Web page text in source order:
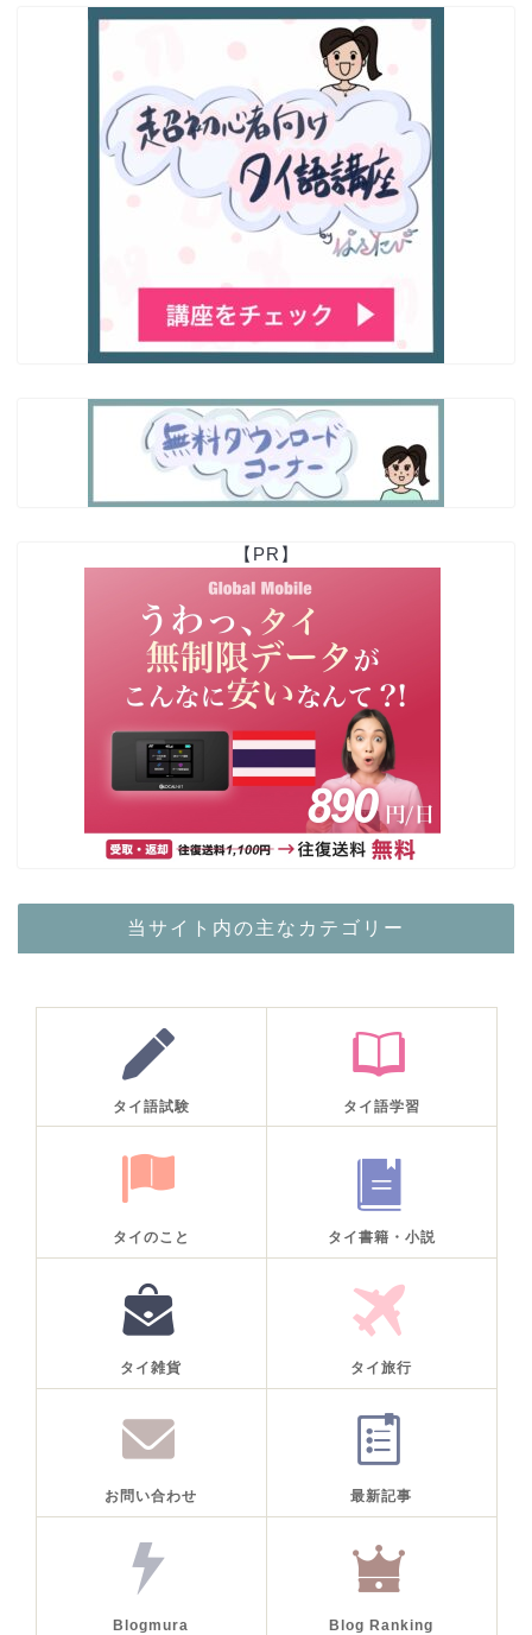
【PR】
当サイト内の主なカテゴリー
タイ語試験 タイ語学習
タイのこと タイ書籍・小説
タイ雑貨 タイ旅行
お問い合わせ 最新記事
Blogmura Blog Ranking